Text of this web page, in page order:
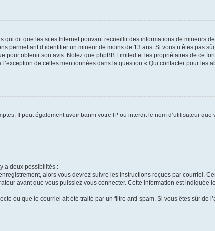
qui dit que les sites Internet pouvant recueillir des informations de mineurs
permettant d’identifier un mineur de moins de 13 ans. Si vous n’êtes pas
pour obtenir son avis. Notez que phpBB Limited et les propriétaires de ce
de celles mentionnées dans la question « Qui contacter pour les
Il peut également avoir banni votre IP ou interdit le nom d’utilisateur que
a deux possibilités :
alors vous devrez suivre les instructions reçues par courriel.
avant que vous puissiez vous connecter. Cette information est indiquée
ou que le courriel ait été traité par un filtre anti-spam. Si vous êtes sûr de